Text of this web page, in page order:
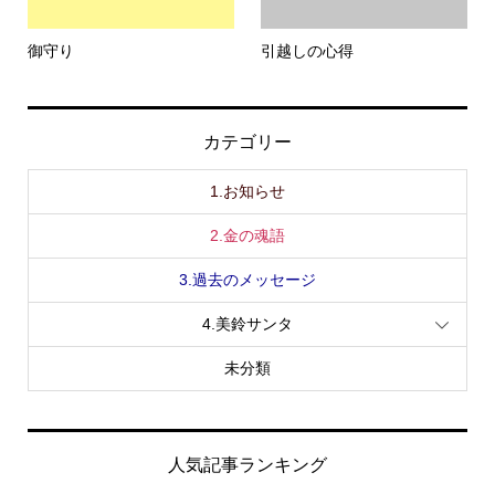
御守り 引越しの心得
カテゴリー
1.お知らせ
2.金の魂語
3.過去のメッセージ
4.美鈴サンタ
未分類
人気記事ランキング